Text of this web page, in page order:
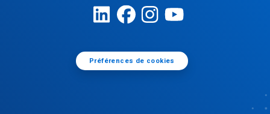
Préférences de cookies